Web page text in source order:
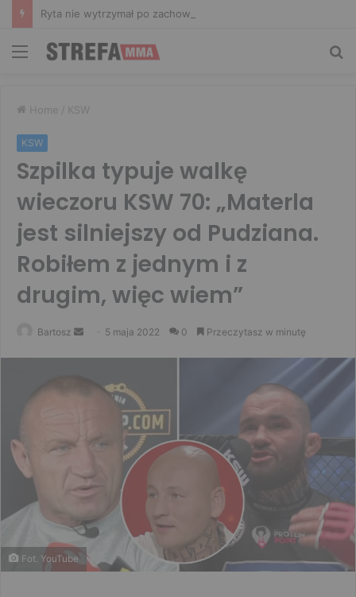
Menu
Home / KSW
KSW
Szpilka typuje walkę
wieczoru KSW 70: „Materla
jest silniejszy od Pudziana.
Robiłem z jednym i z
drugim, więc wiem”
Bartosz
Send 5 maja 2022 0 Przeczytasz w minutę
Fot. YouTube